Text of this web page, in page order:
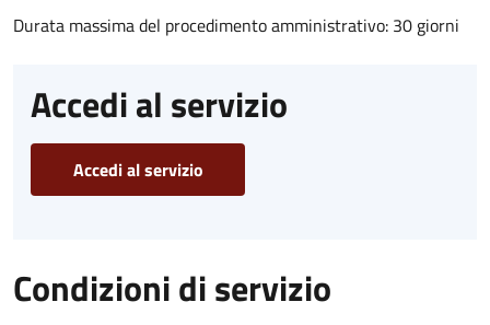
Durata massima del procedimento amministrativo: 30 giorni
Accedi al servizio
Accedi al servizio
Condizioni di servizio